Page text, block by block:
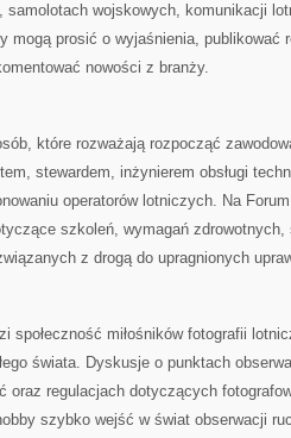
samolotach wojskowych, komunikacji
mogą prosić o wyjaśnienia, publikować
nowości z branży.
które rozważają rozpocząć
stewardem, inżynierem obsługi
operatorów lotniczych. Na
szkoleń, wymagań
z drogą do upragnionych
społeczność miłośników fotografii
świata. Dyskusje o punktach
oraz regulacjach dotyczących
szybko wejść w świat obserwacji